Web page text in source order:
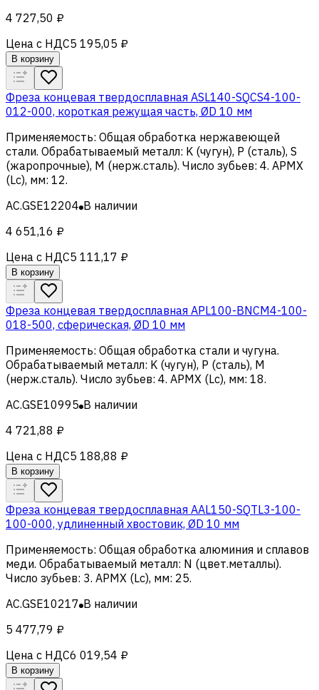
4 727,50 ₽
Цена с НДС5 195,05 ₽
В корзину
Фреза концевая твердосплавная ASL140-SQCS4-100-
012-000, короткая режущая часть, ØD 10 мм
Применяемость: Общая обработка нержавеющей
стали. Обрабатываемый металл: K (чугун), Р (сталь), S
(жаропрочные), M (нерж.сталь). Число зубьев: 4. APMX
(Lc), мм: 12.
AC.GSE12204 В наличии
4 651,16 ₽
Цена с НДС5 111,17 ₽
В корзину
Фреза концевая твердосплавная APL100-BNCM4-100-
018-500, сферическая, ØD 10 мм
Применяемость: Общая обработка стали и чугуна.
Обрабатываемый металл: K (чугун), Р (сталь), M
(нерж.сталь). Число зубьев: 4. APMX (Lc), мм: 18.
AC.GSE10995 В наличии
4 721,88 ₽
Цена с НДС5 188,88 ₽
В корзину
Фреза концевая твердосплавная AAL150-SQTL3-100-
100-000, удлиненный хвостовик, ØD 10 мм
Применяемость: Общая обработка алюминия и сплавов
меди. Обрабатываемый металл: N (цвет.металлы).
Число зубьев: 3. APMX (Lc), мм: 25.
AC.GSE10217 В наличии
5 477,79 ₽
Цена с НДС6 019,54 ₽
В корзину